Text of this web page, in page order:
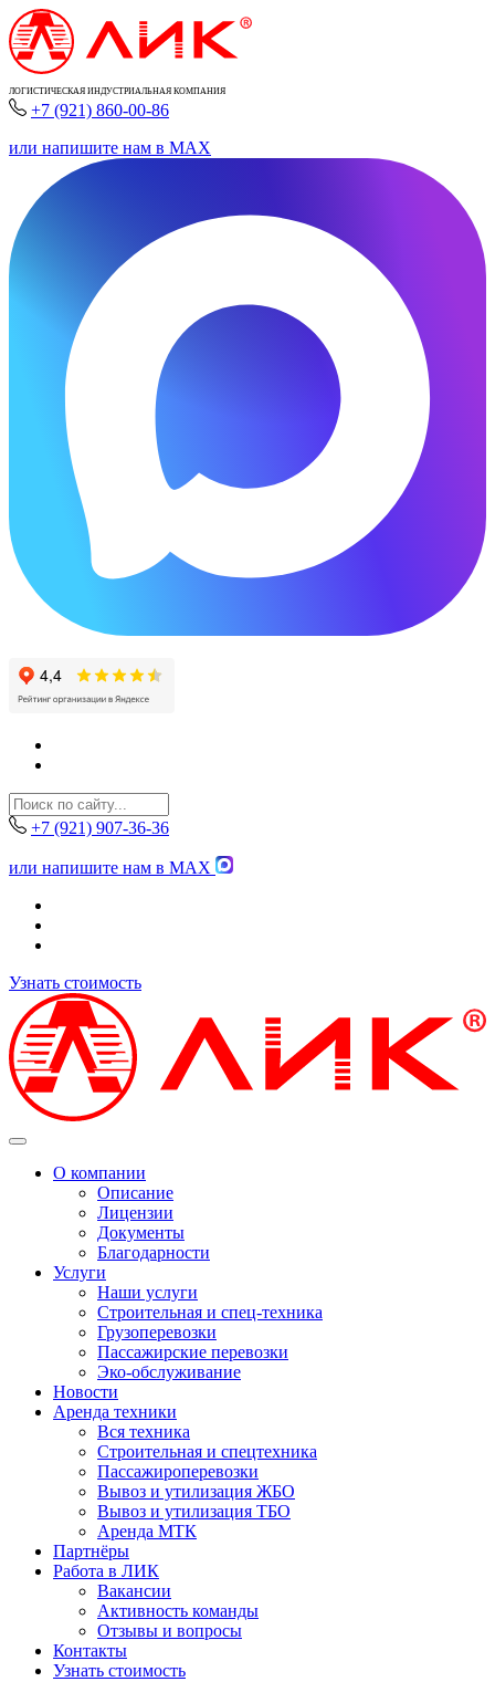
ЛОГИСТИЧЕСКАЯ ИНДУСТРИАЛЬНАЯ КОМПАНИЯ
+7 (921) 860-00-86
или напишите нам в MAX
+7 (921) 907-36-36
или напишите нам в MAX
Узнать стоимость
О компании
Описание
Лицензии
Документы
Благодарности
Услуги
Наши услуги
Строительная и спец-техника
Грузоперевозки
Пассажирские перевозки
Эко-обслуживание
Новости
Аренда техники
Вся техника
Строительная и спецтехника
Пассажироперевозки
Вывоз и утилизация ЖБО
Вывоз и утилизация ТБО
Аренда МТК
Партнёры
Работа в ЛИК
Вакансии
Активность команды
Отзывы и вопросы
Контакты
Узнать стоимость